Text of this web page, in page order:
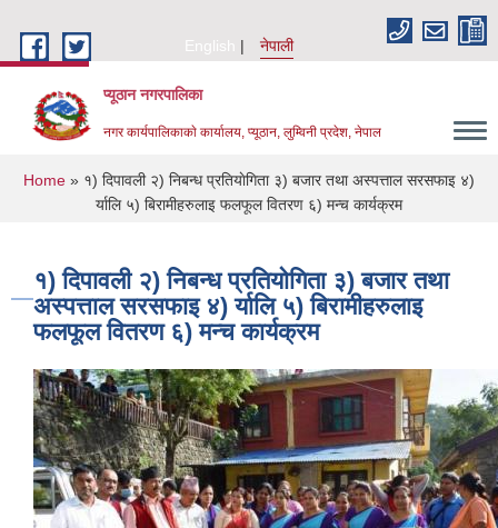
English
नेपाली
प्यूठान नगरपालिका
नगर कार्यपालिकाकाे कार्यालय, प्यूठान, लुम्विनी प्रदेश, नेपाल
You are here
Home » १) दिपावली २) निबन्ध प्रतियाेगिता ३) बजार तथा अस्पत्ताल सरसफाइ ४)
र्यालि ५) बिरामीहरुलाइ फलफूल वितरण ६) मन्च कार्यक्रम
१) दिपावली २) निबन्ध प्रतियाेगिता ३) बजार तथा
अस्पत्ताल सरसफाइ ४) र्यालि ५) बिरामीहरुलाइ
फलफूल वितरण ६) मन्च कार्यक्रम